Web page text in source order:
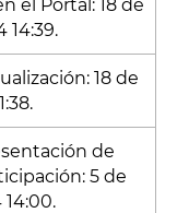
el Portal: 18 de
14:39.
18 de
de
5 de